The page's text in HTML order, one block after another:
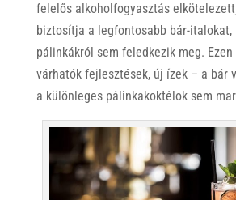
felelős alkoholfogyasztás
biztosítja a legfontosabb bár-italokat,
pálinkákról sem feledkezik meg.
várhatók fejlesztések, új ízek – a bár
a különleges pálinkakoktélok sem